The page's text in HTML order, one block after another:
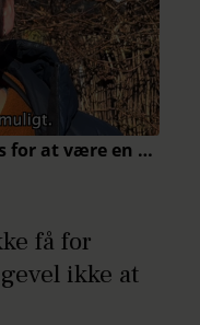
få for
ikke at